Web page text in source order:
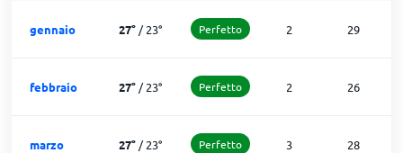
gennaio 27°/23° Perfetto 2 29
febbraio 27°/23° Perfetto 2 26
marzo 27°/23° Perfetto 3 28